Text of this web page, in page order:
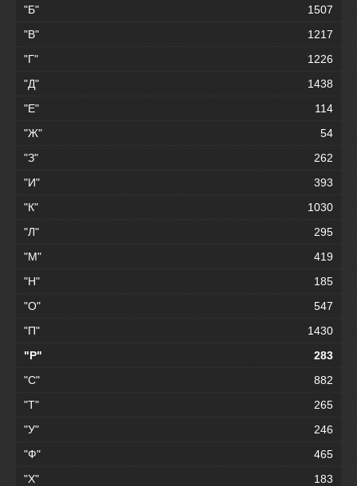
"Б"
1507
"В"
1217
"Г"
1226
"Д"
1438
"Е"
114
"Ж"
54
"З"
262
"И"
393
"К"
1030
"Л"
295
"М"
419
"Н"
185
"О"
547
"П"
1430
"Р"
283
"С"
882
"Т"
265
"У"
246
"Ф"
465
"Х"
183